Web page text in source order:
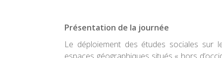
Présentation de la journée
Le déploiement des études sociales sur